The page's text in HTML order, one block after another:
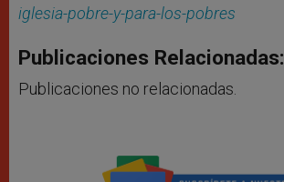
iglesia-pobre-y-para-los-pobres
Publicaciones Relacionadas:
Publicaciones no relacionadas.